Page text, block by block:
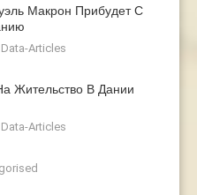
Макрон Прибудет С
Articles
Жительство В Дании
Articles